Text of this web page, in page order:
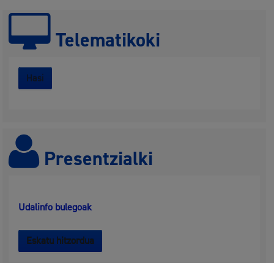
Telematikoki
Hasi
Presentzialki
Udalinfo bulegoak
Eskatu hitzordua